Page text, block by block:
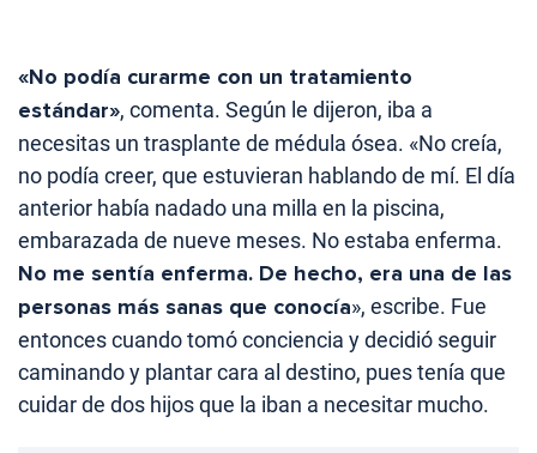
«No podía curarme con un tratamiento
estándar», comenta. Según le dijeron, iba a
necesitas un trasplante de médula ósea. «No creía,
no podía creer, que estuvieran hablando de mí. El día
anterior había nadado una milla en la piscina,
embarazada de nueve meses. No estaba enferma.
No me sentía enferma. De hecho, era una de las
personas más sanas que conocía», escribe. Fue
entonces cuando tomó conciencia y decidió seguir
caminando y plantar cara al destino, pues tenía que
cuidar de dos hijos que la iban a necesitar mucho.